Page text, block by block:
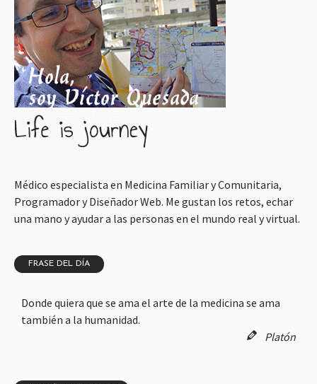
Médico especialista en Medicina Familiar y Comunitaria,
Programador y Diseñador Web. Me gustan los retos, echar
una mano y ayudar a las personas en el mundo real y virtual.
FRASE DEL DÍA
Donde quiera que se ama el arte de la medicina se ama
también a la humanidad.
Platón